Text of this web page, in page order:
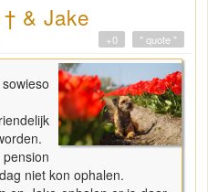
& Jake
" quote "
+0
niet kon ophalen.